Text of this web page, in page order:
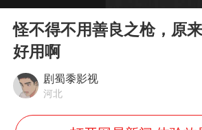
NBA传奇教练
4.2平卫生间
Play
怪不得不用善良之枪，原
好用啊
剧蜀黍影视
河北